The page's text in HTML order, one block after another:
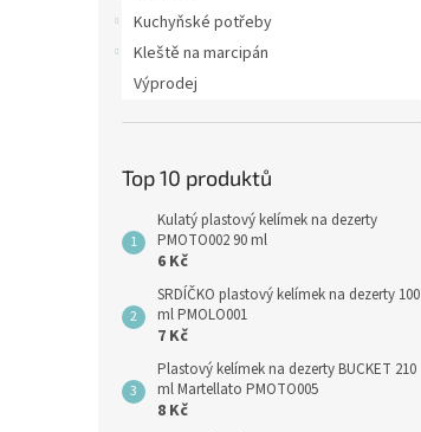
Kuchyňské potřeby
Kleště na marcipán
Výprodej
Top 10 produktů
Kulatý plastový kelímek na dezerty
PMOTO002 90 ml
6 Kč
SRDÍČKO plastový kelímek na dezerty 100
ml PMOLO001
7 Kč
Plastový kelímek na dezerty BUCKET 210
ml Martellato PMOTO005
8 Kč